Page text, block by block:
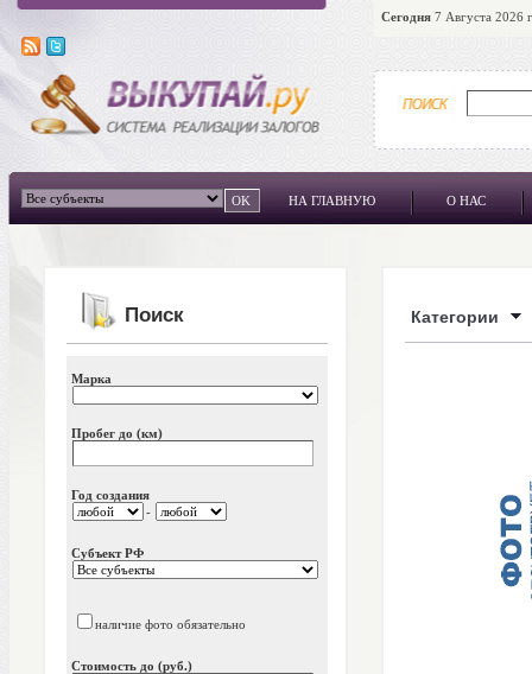
Сегодня 7 Августа 2026
НА ГЛАВНУЮ О НАС
Поиск
Марка
Пробег до (км)
Год создания
-
Субъект РФ
наличие фото обязательно
Стоимость до (руб.)
Категории